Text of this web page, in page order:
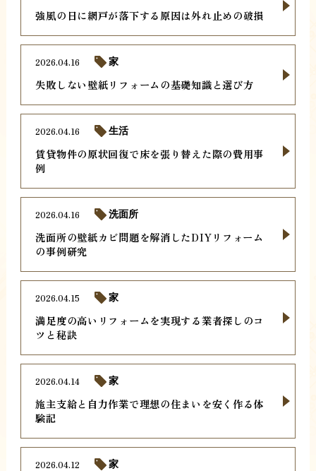
強風の日に網戸が落下する原因は外れ止めの破損
失敗しない壁紙リフォームの基礎知識と選び方
2026.04.16 家
賃貸物件の原状回復で床を張り替えた際の費用事
例
2026.04.16 生活
洗面所の壁紙カビ問題を解消したDIYリフォーム
の事例研究
2026.04.16 洗面所
満足度の高いリフォームを実現する業者探しのコ
ツと秘訣
2026.04.15 家
施主支給と自力作業で理想の住まいを安く作る体
験記
2026.04.14 家
2026.04.12 家